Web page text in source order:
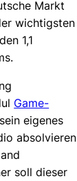
Markt
wichtigsten
1,1
Game-
eigenes
absolvieren
soll dieser